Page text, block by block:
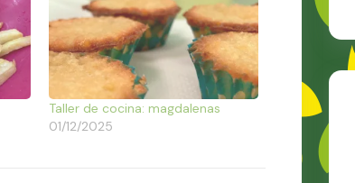
Taller de cocina: magdalenas
01/12/2025